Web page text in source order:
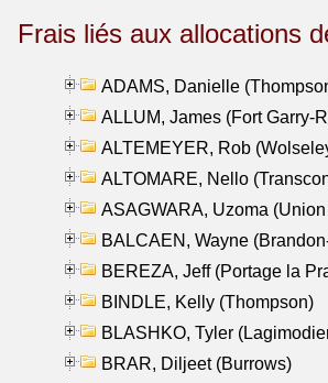
Frais liés aux allocations
ADAMS, Danielle
ALLUM, James (Fort Garry-
ALTEMEYER, Rob
ALTOMARE, Nello
ASAGWARA, Uzoma
BALCAEN, Wayne
BEREZA, Jeff (Portage la
BINDLE, Kelly (Thompson)
BLASHKO, Tyler
BRAR, Diljeet (Burrows)